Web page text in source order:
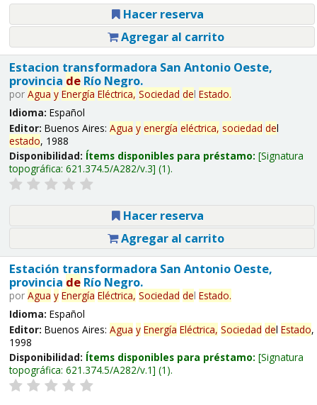
Hacer reserva
Agregar al carrito
Estacion transformadora San Antonio Oeste,
provincia deRío Negro.
por Agua y Energía Eléctrica, Sociedad del Estado.
Idioma: Español
Editor: Buenos Aires: Agua y energía eléctrica, sociedad del
estado, 1988
Disponibilidad: Ítems disponibles para préstamo: Signatura
topográfica: 621.374.5/A282/v.3 (1).
Hacer reserva
Agregar al carrito
Estación transformadora San Antonio Oeste,
provincia deRío Negro.
por Agua y Energía Eléctrica, Sociedad del Estado.
Idioma: Español
Editor: Buenos Aires: Agua y Energía Eléctrica, Sociedad del Estado,
1998
Disponibilidad: Ítems disponibles para préstamo: Signatura
topográfica: 621.374.5/A282/v.1 (1).